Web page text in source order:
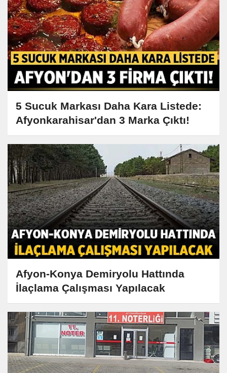
5 Sucuk Markası Daha Kara Listede:
Afyonkarahisar'dan 3 Marka Çıktı!
Afyon-Konya Demiryolu Hattında
İlaçlama Çalışması Yapılacak